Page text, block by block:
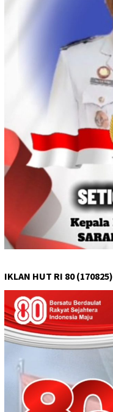
IKLAN HUT RI 80 (170825)